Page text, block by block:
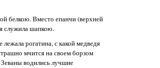
белкою. Вместо епанчи (верхней
служила шапкою.
рогатина, с какой медведя
мчится на своем борзом
Зеваны водились лучшие